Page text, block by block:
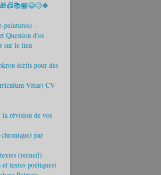
peintures) -
Question d'os
sur le lien
écrits pour des
Vitae) CV
la révision de vos
par
(recueil)
textes poétiques)